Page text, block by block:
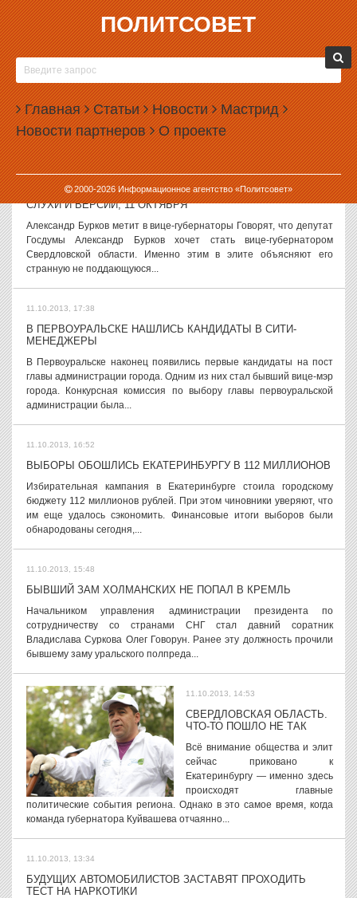
ПОЛИТСОВЕТ
Главная Статьи Новости Мастрид
Новости партнеров О проекте
2000-2026Информационное агентство «Политсовет»
11.10.2013, 19:25
ЗАКОННОСТЬ РЕШЕНИЙ ГОРДУМЫ ЕКАТЕРИНБУРГА
ПОДТВЕРЖДЕНА ВТОРОЙ РАЗ
Чкаловский районный суд Екатеринбурга отказался отменять
решения первого заседания городской думы муниципалитета,
прошедшего 24 сентября. Неделю назад аналогичное решение
вынес и Ленинский суд...
11.10.2013, 18:11
СЛУХИ И ВЕРСИИ, 11 ОКТЯБРЯ
Александр Бурков метит в вице-губернаторы Говорят, что депутат
Госдумы Александр Бурков хочет стать вице-губернатором
Свердловской области. Именно этим в элите объясняют его
странную не поддающуюся...
11.10.2013, 17:38
В ПЕРВОУРАЛЬСКЕ НАШЛИСЬ КАНДИДАТЫ В СИТИ-
МЕНЕДЖЕРЫ
В Первоуральске наконец появились первые кандидаты на пост
главы администрации города. Одним из них стал бывший вице-мэр
города. Конкурсная комиссия по выбору главы первоуральской
администрации была...
11.10.2013, 16:52
ВЫБОРЫ ОБОШЛИСЬ ЕКАТЕРИНБУРГУ В 112 МИЛЛИОНОВ
Избирательная кампания в Екатеринбурге стоила городскому
бюджету 112 миллионов рублей. При этом чиновники уверяют, что
им еще удалось сэкономить. Финансовые итоги выборов были
обнародованы сегодня,...
11.10.2013, 15:48
БЫВШИЙ ЗАМ ХОЛМАНСКИХ НЕ ПОПАЛ В КРЕМЛЬ
Начальником управления администрации президента по
сотрудничеству со странами СНГ стал давний соратник
Владислава Суркова Олег Говорун. Ранее эту должность прочили
бывшему заму уральского полпреда...
11.10.2013, 14:53
СВЕРДЛОВСКАЯ ОБЛАСТЬ.
ЧТО-ТО ПОШЛО НЕ ТАК
Всё внимание общества и элит
сейчас приковано к
Екатеринбургу — именно здесь
происходят главные
политические события региона. Однако в это самое время, когда
команда губернатора Куйвашева отчаянно...
11.10.2013, 13:34
БУДУЩИХ АВТОМОБИЛИСТОВ ЗАСТАВЯТ ПРОХОДИТЬ
ТЕСТ НА НАРКОТИКИ